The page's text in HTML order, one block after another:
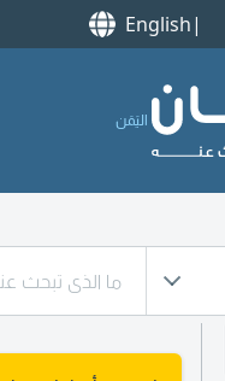
English
اليَمَن